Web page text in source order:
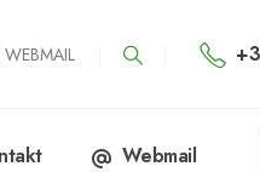
WEBMAIL
Webmail